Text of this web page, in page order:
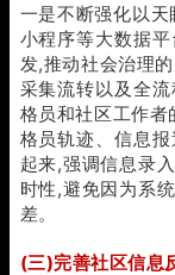
一是不断强化以
小程序等大数据
发,推动社会治理
采集流转以及全
格员和社区工作
格员轨迹、信息
起来,强调信息录
时性,避免因为系
差。
(三)完善社区信息